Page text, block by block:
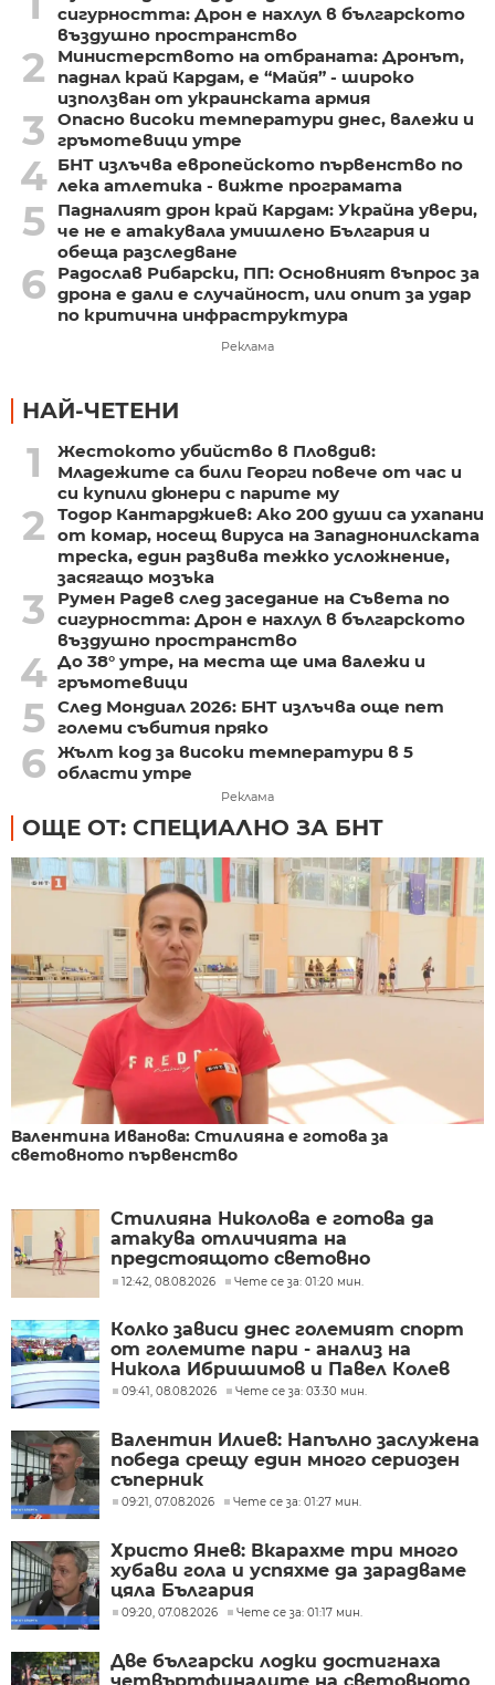
сигурността: Дрон е нахлул в българското
въздушно пространство
2
Министерството на отбраната: Дронът,
паднал край Кардам, е “Майя” - широко
използван от украинската армия
3
Опасно високи температури днес, валежи и
гръмотевици утре
4 БНТ излъчва европейското първенство по
лека атлетика - вижте програмата
5
Падналият дрон край Кардам: Украйна увери,
че не е атакувала умишлено България и
обеща разследване
6
Радослав Рибарски, ПП: Основният въпрос за
дрона е дали е случайност, или опит за удар
по критична инфраструктура
Реклама
НАЙ-ЧЕТЕНИ
1
Жестокото убийство в Пловдив:
Младежите са били Георги повече от час и
си купили дюнери с парите му
2
Тодор Кантарджиев: Ако 200 души са ухапани
от комар, носещ вируса на Западнонилската
треска, един развива тежко усложнение,
засягащо мозъка
3
Румен Радев след заседание на Съвета по
сигурността: Дрон е нахлул в българското
въздушно пространство
4 До 38° утре, на места ще има валежи и
гръмотевици
5 След Мондиал 2026: БНТ излъчва още пет
големи събития пряко
6 Жълт код за високи температури в 5
области утре
Реклама
ОЩЕ ОТ: СПЕЦИАЛНО ЗА БНТ
Валентина Иванова: Стилияна е готова за
световното първенство
Стилияна Николова е готова да
атакува отличията на
предстоящото световно
първенство по художествена
12:42, 08.08.2026 Чете се за: 01:20 мин.
Колко зависи днес големият спорт
от големите пари - анализ на
Никола Ибришимов и Павел Колев
09:41, 08.08.2026 Чете се за: 03:30 мин.
Валентин Илиев: Напълно заслужена
победа срещу един много сериозен
съперник
09:21, 07.08.2026 Чете се за: 01:27 мин.
Христо Янев: Вкарахме три много
хубави гола и успяхме да зарадваме
цяла България
09:20, 07.08.2026 Чете се за: 01:17 мин.
Две български лодки достигнаха